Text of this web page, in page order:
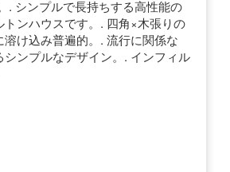
. シンプルで長持ちする高性能の
ンハウスです。. 四角×木張りの
け込み普遍的。. 流行に関係な
シンプルなデザイン。. インフィル